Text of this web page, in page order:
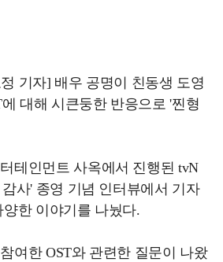
기자] 배우 공명이 친동생 도영
대해 시큰둥한 반응으로 '찐형
테인먼트 사옥에서 진행된 tvN
사' 종영 기념 인터뷰에서 기자
한 이야기를 나눴다.
여한 OST와 관련한 질문이 나왔